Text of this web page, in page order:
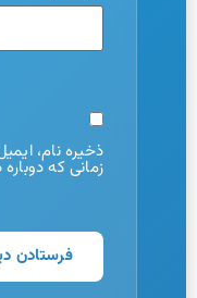
ذخیره نام،
زمانی که